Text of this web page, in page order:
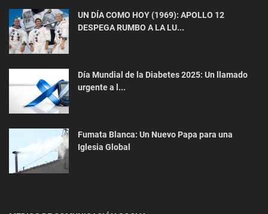
los Talentos Emergentes...
Economía
Remesas desde el Exterior Crecen 14.5% al mes
de Julio: Aporte Clave p...
UN DÍA COMO HOY (1969): APOLLO 12
DESPEGA RUMBO A LA LU...
Día Mundial de la Diabetes 2025: Un llamado
urgente a l...
Fumata Blanca: Un Nuevo Papa para una
Iglesia Global